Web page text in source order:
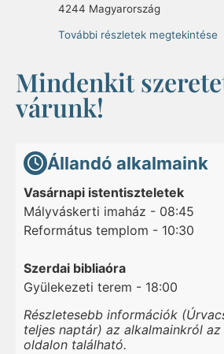
4244 Magyarország
További részletek megtekintése
Mindenkit
várunk!
Állandó alkalmaink
Vasárnapi istentiszteletek
Mályváskerti imaház - 08:45
Református templom - 10:30
Szerdai bibliaóra
Gyülekezeti terem - 18:00
Részletesebb információk
teljes naptár) az alkalmainkról az
oldalon található.